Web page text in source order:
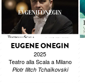
EUGENE ONEGIN
2025
Teatro alla Scala a Milano
Piotr Ilitch Tchaïkovski